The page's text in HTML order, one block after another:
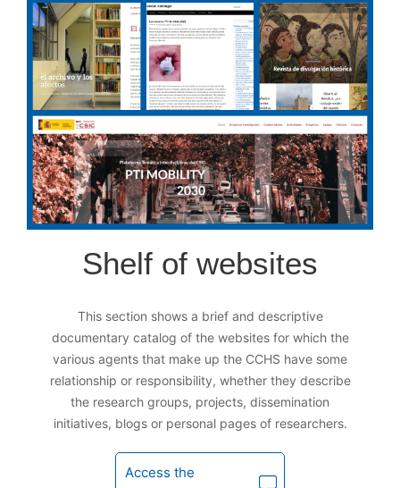
Shelf of websites
This section shows a brief and descriptive
documentary catalog of the websites for which the
various agents that make up the CCHS have some
relationship or responsibility, whether they describe
the research groups, projects, dissemination
initiatives, blogs or personal pages of researchers.
Access the